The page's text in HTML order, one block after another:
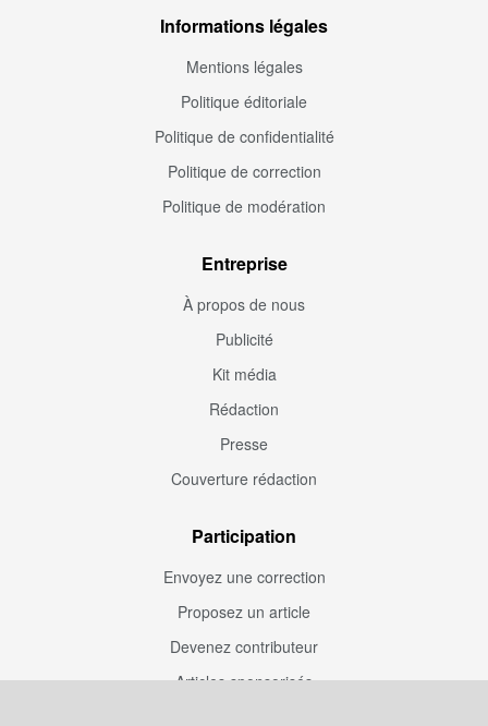
Informations légales
Mentions légales
Politique éditoriale
Politique de confidentialité
Politique de correction
Politique de modération
Entreprise
À propos de nous
Publicité
Kit média
Rédaction
Presse
Couverture rédaction
Participation
Envoyez une correction
Proposez un article
Devenez contributeur
Articles sponsorisés